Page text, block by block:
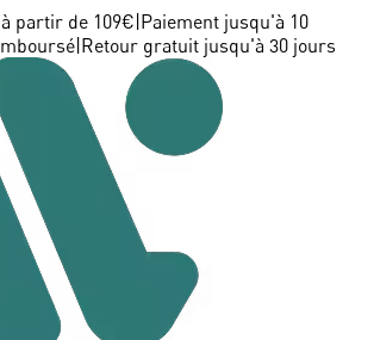
partir de 109€ Paiement jusqu'à 10
Retour gratuit jusqu'à 30 jours